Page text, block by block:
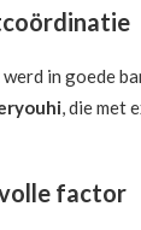
in goede
, die met
factor